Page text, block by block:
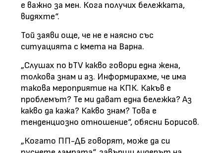
е важно за мен. Кога получих бележката,
видяхте“.
Той заяви още, че не е наясно със
ситуацията с кмета на Варна.
„Слушах по bTV какво говори една жена,
толкова знам и аз. Информирахме, че има
такова мероприятие на КПК. Какъв е
проблемът? Те ми дават една бележка? Аз
какво да кажа? Какво знам? Това е
тенденциозно отношение“, обясни Борисов.
„Когато ПП-ДБ говорят, може да си